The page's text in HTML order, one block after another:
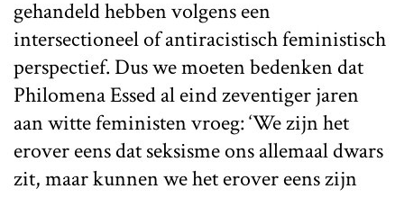
gehandeld hebben volgens een
intersectioneel of antiracistisch feministisch
perspectief. Dus we moeten bedenken dat
Philomena Essed al eind zeventiger jaren
aan witte feministen vroeg: ‘We zijn het
erover eens dat seksisme ons allemaal dwars
zit, maar kunnen we het erover eens zijn